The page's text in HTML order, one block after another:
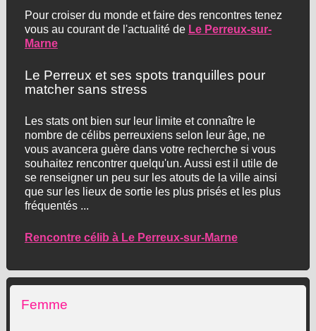
Pour croiser du monde et faire des rencontres tenez
vous au courant de l'actualité de Le Perreux-sur-
Marne
Le Perreux et ses spots tranquilles pour
matcher sans stress
Les stats ont bien sur leur limite et connaître le
nombre de célibs perreuxiens selon leur âge, ne
vous avancera guère dans votre recherche si vous
souhaitez rencontrer quelqu'un. Aussi est il utile de
se renseigner un peu sur les atouts de la ville ainsi
que sur les lieux de sortie les plus prisés et les plus
fréquentés ...
Rencontre célib à Le Perreux-sur-Marne
Femme